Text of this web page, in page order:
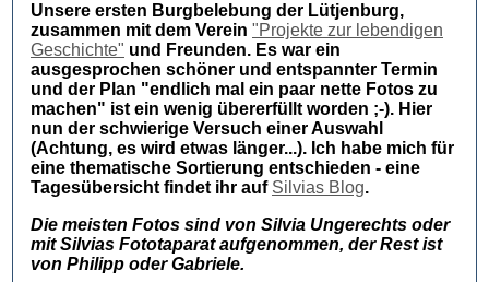
Unsere ersten Burgbelebung der Lütjenburg,
zusammen mit dem Verein "Projekte zur lebendigen
Geschichte" und Freunden. Es war ein
ausgesprochen schöner und entspannter Termin
und der Plan "endlich mal ein paar nette Fotos zu
machen" ist ein wenig übererfüllt worden ;-). Hier
nun der schwierige Versuch einer Auswahl
(Achtung, es wird etwas länger...). Ich habe mich für
eine thematische Sortierung entschieden - eine
Tagesübersicht findet ihr auf Silvias Blog.
Die meisten Fotos sind von Silvia Ungerechts oder
mit Silvias Fototaparat aufgenommen, der Rest ist
von Philipp oder Gabriele.